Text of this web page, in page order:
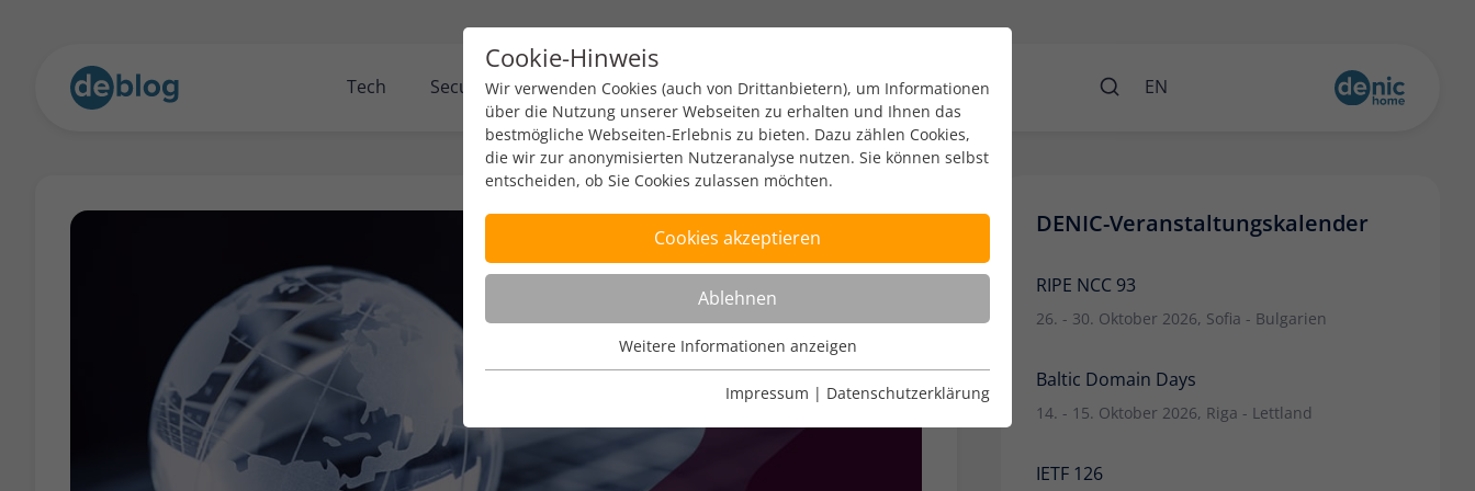
Tech Security Policy Zahlen & Fakten Engagement Events EN
DENIC-Veranstaltungskalender
RIPE NCC 93
26. - 30. Oktober 2026, Sofia - Bulgarien
Baltic Domain Days
14. - 15. Oktober 2026, Riga - Lettland
IETF 126
Cookie-Hinweis
Wir verwenden Cookies (auch von Drittanbietern), um Informationen
über die Nutzung unserer Webseiten zu erhalten und Ihnen das
bestmögliche Webseiten-Erlebnis zu bieten. Dazu zählen Cookies,
die wir zur anonymisierten Nutzeranalyse nutzen. Sie können selbst
entscheiden, ob Sie Cookies zulassen möchten.
Cookies akzeptieren
Ablehnen
Nutzungsanalyse
Cookies zur Nutzungsanalyse ermöglichen es uns zu analysieren,
Weitere Informationen anzeigen
Weitere Informationen anzeigen
Impressum | Datenschutzerklärung